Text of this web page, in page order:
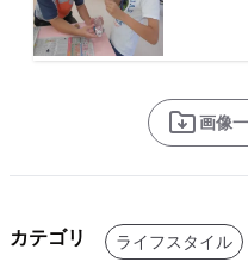
画像
カテゴリ ライフスタイル